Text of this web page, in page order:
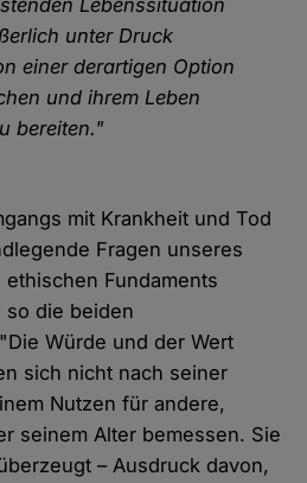
Lebenssituation
unter Druck
einer derartigen Option
und ihrem Leben
bereiten."
mit Krankheit und Tod
Fragen unseres
Fundaments
so die beiden
Würde und der Wert
sich nicht nach seiner
Nutzen für andere,
seinem Alter bemessen. Sie
– Ausdruck davon,